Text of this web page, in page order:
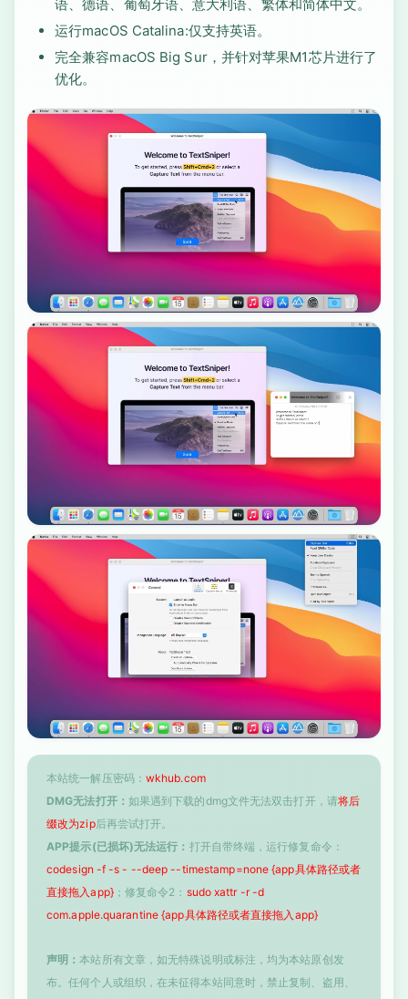
语、德语、葡萄牙语、意大利语、繁体和简体中文。
运行macOS Catalina:仅支持英语。
完全兼容macOS Big Sur，并针对苹果M1芯片进行了
优化。
本站统一解压密码： wkhub.com
DMG无法打开： 如果遇到下载的dmg文件无法双击打开，请将后
缀改为zip后再尝试打开。
APP提示(已损坏)无法运行： 打开自带终端，运行修复命令：
codesign -f -s - --deep --timestamp=none {app具体路径或者
直接拖入app}；修复命令2： sudo xattr -r -d
com.apple.quarantine {app具体路径或者直接拖入app}
声明：本站所有文章，如无特殊说明或标注，均为本站原创发
布。任何个人或组织，在未征得本站同意时，禁止复制、盗用、